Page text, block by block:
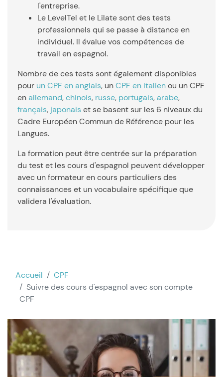
l'entreprise.
Le LevelTel et le Lilate sont des tests
professionnels qui se passe à distance en
individuel. Il évalue vos compétences de
travail en espagnol.
Nombre de ces tests sont également disponibles
pour un CPF en anglais, unCPF en italienou un CPF
enallemand, chinois, russe, portugais, arabe,
français, japonaiset se basent sur les 6 niveaux du
Cadre Européen Commun de Référence pour les
Langues.
La formation peut être centrée sur la préparation
du test et les cours d'espagnol peuvent développer
avec un formateur en cours particuliers des
connaissances et un vocabulaire spécifique que
validera l'évaluation.
Accueil
CPF
Suivre des cours d'espagnol avec son compte
CPF